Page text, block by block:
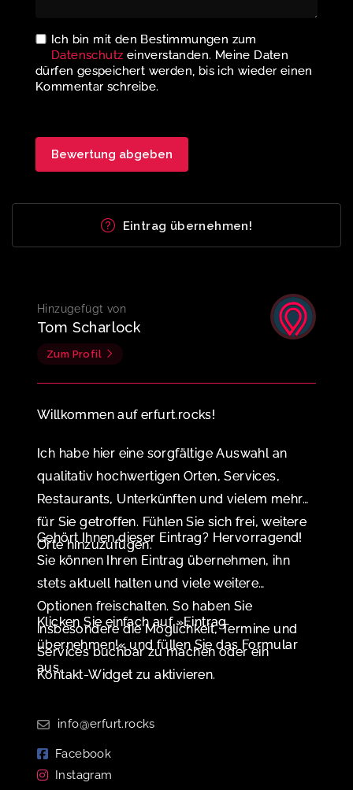
Ich bin mit den Bestimmungen zum
Datenschutz einverstanden. Meine Daten
dürfen gespeichert werden, bis ich wieder einen
Kommentar schreibe.
Eintrag übernehmen!
Hinzugefügt von
Tom Scharlock
Zum Profil
Willkommen auf erfurt.rocks!
Ich habe hier eine sorgfältige Auswahl an
qualitativ hochwertigen Orten, Services,
Restaurants, Unterkünften und vielem mehr
für Sie getroffen. Fühlen Sie sich frei, weitere
Orte hinzuzufügen.
Gehört Ihnen dieser Eintrag? Hervorragend!
Sie können Ihren Eintrag übernehmen, ihn
stets aktuell halten und viele weitere
Optionen freischalten. So haben Sie
insbesondere die Möglichkeit, Termine und
Services buchbar zu machen oder ein
Kontakt-Widget zu aktivieren.
Klicken Sie einfach auf »Eintrag
übernehmen!« und füllen Sie das Formular
aus.
info@erfurt.rocks
Facebook
Instagram